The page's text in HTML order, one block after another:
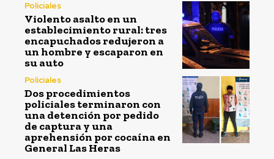
Policiales
Violento asalto en un
establecimiento rural: tres
encapuchados redujeron a
un hombre y escaparon en
su auto
Policiales
Dos procedimientos
policiales terminaron con
una detención por pedido
de captura y una
aprehensión por cocaína en
General Las Heras